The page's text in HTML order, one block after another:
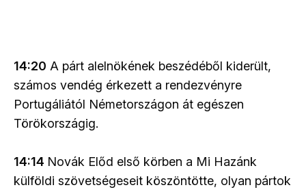
14:20 A párt alelnökének beszédéből kiderült,
számos vendég érkezett a rendezvényre
Portugáliától Németországon át egészen
Törökországig.
14:14 Novák Előd első körben a Mi Hazánk
külföldi szövetségeseit köszöntötte, olyan pártok